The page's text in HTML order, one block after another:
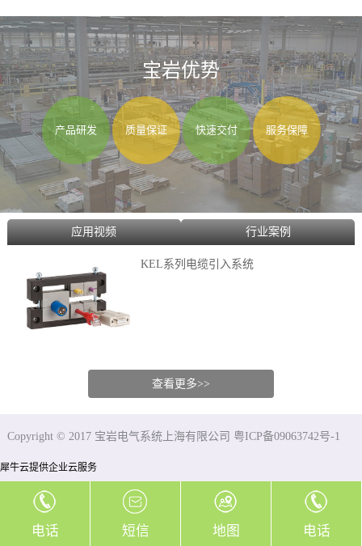
宝岩优势
产品研发 质量保证 快速交付 服务保障
应用视频 行业案例
KEL系列电缆引入系统
查看更多>>
Copyright © 2017 宝岩电气系统上海有限公司 粤ICP备09063742号-1
犀牛云提供企业云服务
电话 短信 地图 电话